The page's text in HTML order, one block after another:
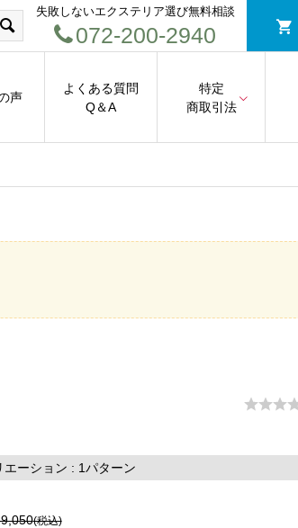
失敗しないエクステリア選び無料相談
072-200-2940
声
よくある質問
Q＆A
特定
商取引法
エーション : 1パターン
(税込)